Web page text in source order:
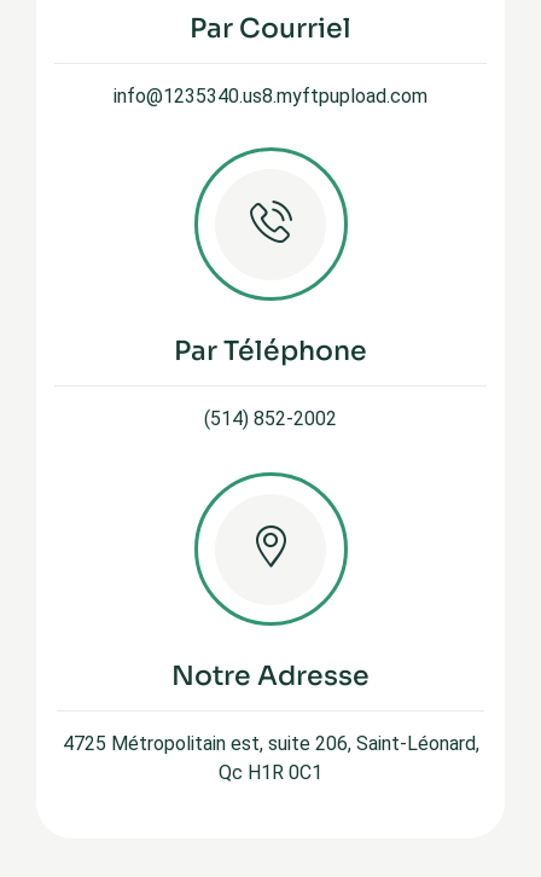
Par Courriel
info@1235340.us8.myftpupload.com
Par Téléphone
(514) 852-2002
Notre Adresse
4725 Métropolitain est, suite 206, Saint-Léonard,
Qc H1R 0C1